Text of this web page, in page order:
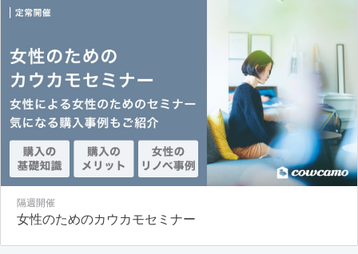
隔週開催
女性のためのカウカモセミナー